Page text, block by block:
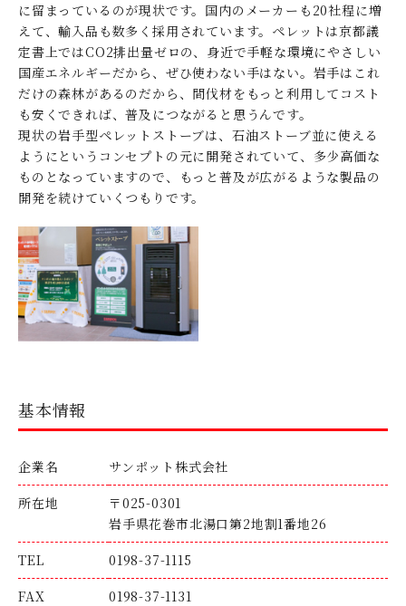
に留まっているのが現状です。国内のメーカーも20社程に増
えて、輸入品も数多く採用されています。ペレットは京都議
定書上ではCO2排出量ゼロの、身近で手軽な環境にやさしい
国産エネルギーだから、ぜひ使わない手はない。岩手はこれ
だけの森林があるのだから、間伐材をもっと利用してコスト
も安くできれば、普及につながると思うんです。
現状の岩手型ペレットストーブは、石油ストーブ並に使える
ようにというコンセプトの元に開発されていて、多少高価な
ものとなっていますので、もっと普及が広がるような製品の
開発を続けていくつもりです。
基本情報
企業名
サンポット株式会社
所在地
〒025-0301
岩手県花巻市北湯口第2地割1番地26
TEL
0198-37-1115
FAX
0198-37-1131